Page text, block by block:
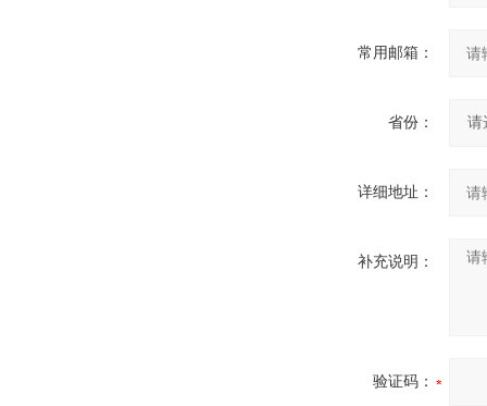
常用邮箱：
省份：
详细地址：
补充说明：
验证码：